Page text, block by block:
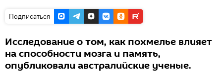
Подписаться
Исследование о том, как похмелье влияет
на способности мозга и память,
опубликовали австралийские ученые.